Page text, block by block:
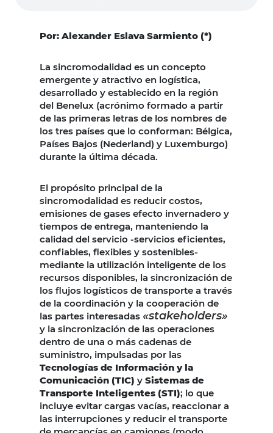
Por: Alexander Eslava Sarmiento (*)
La sincromodalidad es un concepto
emergente y atractivo en logística,
desarrollado y establecido en la región
del Benelux (acrónimo formado a partir
de las primeras letras de los nombres de
los tres países que lo conforman: Bélgica,
Países Bajos (Nederland) y Luxemburgo)
durante la última década.
El propósito principal de la
sincromodalidad es reducir costos,
emisiones de gases efecto invernadero y
tiempos de entrega, manteniendo la
calidad del servicio -servicios eficientes,
confiables, flexibles y sostenibles-
mediante la utilización inteligente de los
recursos disponibles, la sincronización de
los flujos logísticos de transporte a través
de la coordinación y la cooperación de
las partes interesadas «stakeholders»
y la sincronización de las operaciones
dentro de una o más cadenas de
suministro, impulsadas por las
Tecnologías de Información y la
Comunicación (TIC) y Sistemas de
Transporte Inteligentes (STI); lo que
incluye evitar cargas vacías, reaccionar a
las interrupciones y reducir el transporte